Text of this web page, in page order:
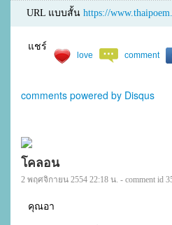
URL แบบสั้น https://
แชร์
love comment
comments powered by Disqus
โคลอน
2 พฤศจิกายน 2554 22:18 น. - comment id
คุณอา